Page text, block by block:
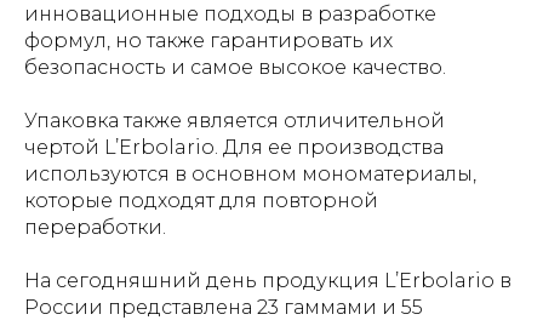
инновационные подходы в разработке
формул, но также гарантировать их
безопасность и самое высокое качество.
Упаковка также является отличительной
чертой L’Erbolario. Для ее производства
используются в основном мономатериалы,
которые подходят для повторной
переработки.
На сегодняшний день продукция L’Erbolario в
России представлена 23 гаммами и 55